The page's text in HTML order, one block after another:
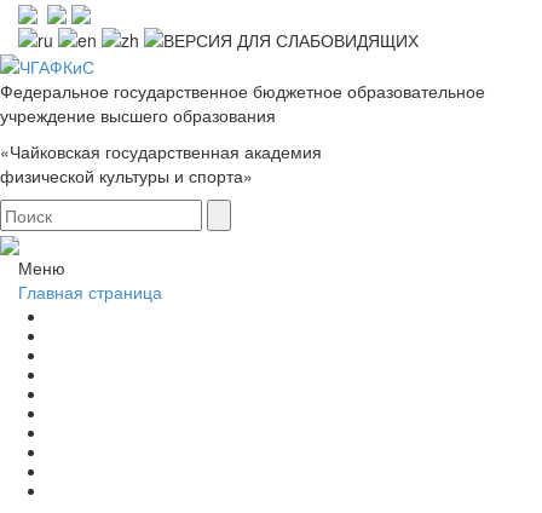
Федеральное государственное бюджетное образовательное
учреждение высшего образования
«Чайковская государственная академия
физической культуры и спорта»
Меню
Главная страница